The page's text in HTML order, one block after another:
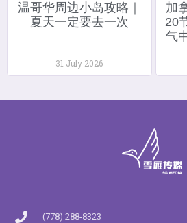
温哥华周边小岛攻略｜
夏天一定要去一次
31 July 2026
加
20
气
(778) 288-8323